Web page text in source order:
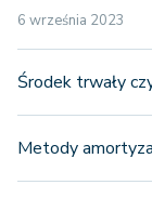
6 września 2023
Środek trwały
Metody